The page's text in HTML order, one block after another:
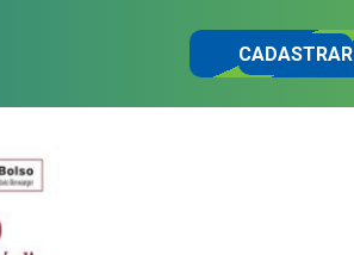
CADASTRAR